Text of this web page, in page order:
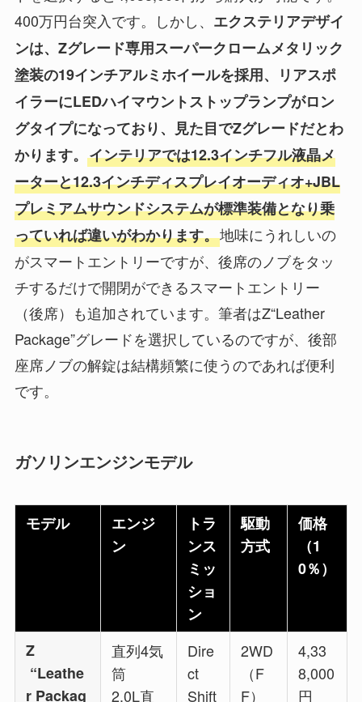
400万円台突入です。しかし、 エクステリアデザイ
ンは、Zグレード専用スーパークロームメタリック
塗装の19インチアルミホイールを採用、リアスポ
イラーにLEDハイマウントストップランプがロン
グタイプになっており、見た目でZグレードだとわ
かります。 インテリアでは12.3インチフル液晶メ
ーターと12.3インチディスプレイオーディオ+JBL
プレミアムサウンドシステムが標準装備となり乗
っていれば違いがわかります。地味にうれしいの
がスマートエントリーですが、後席のノブをタッ
チするだけで開閉ができるスマートエントリー
（後席）も追加されています。筆者はZ“Leather
Package”グレードを選択しているのですが、後部
座席ノブの解錠は結構頻繁に使うのであれば便利
です。
ガソリンエンジンモデル
モデル
エンジ
ン
トラ
ンス
ミッ
ショ
ン
駆動
方式
価格
（1
0％）
Z
“Leathe
r Packag
直列4気
筒
2.0L直
Dire
ct
Shift
2WD
（F
F）
4,33
8,000
円